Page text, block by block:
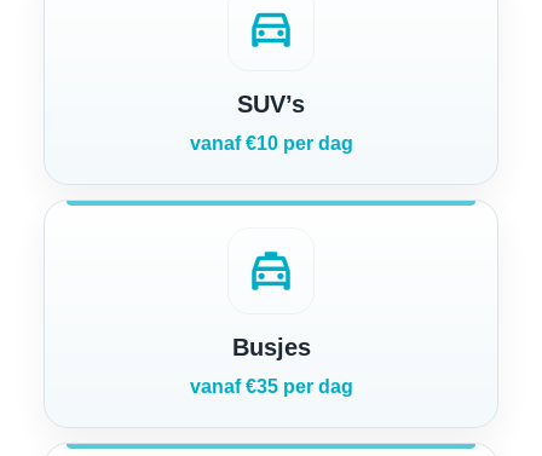
directions_car
SUV’s
vanaf €10 per dag
local_taxi
Busjes
vanaf €35 per dag